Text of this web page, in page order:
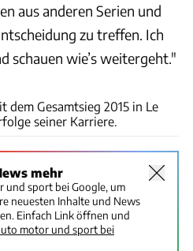
aus anderen Serien und
zu treffen. Ich
schauen wie’s weitergeht."
Gesamtsieg 2015 in Le
seiner Karriere.
mehr
und sport bei Google, um
neuesten Inhalte und News
Einfach Link öffnen und
motor und sport bei